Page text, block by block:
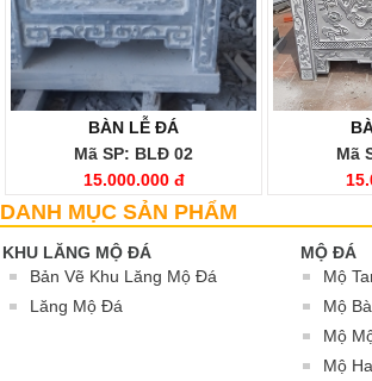
BÀN LỄ ĐÁ
Mã SP: BLĐ 02
15.000.000 đ
Mã
DANH MỤC SẢN PHẨM
KHU LĂNG MỘ ĐÁ
Bản Vẽ Khu Lăng Mộ Đá
Lăng Mộ Đá
MỘ ĐÁ
Mộ
Mộ
Mộ
Mộ